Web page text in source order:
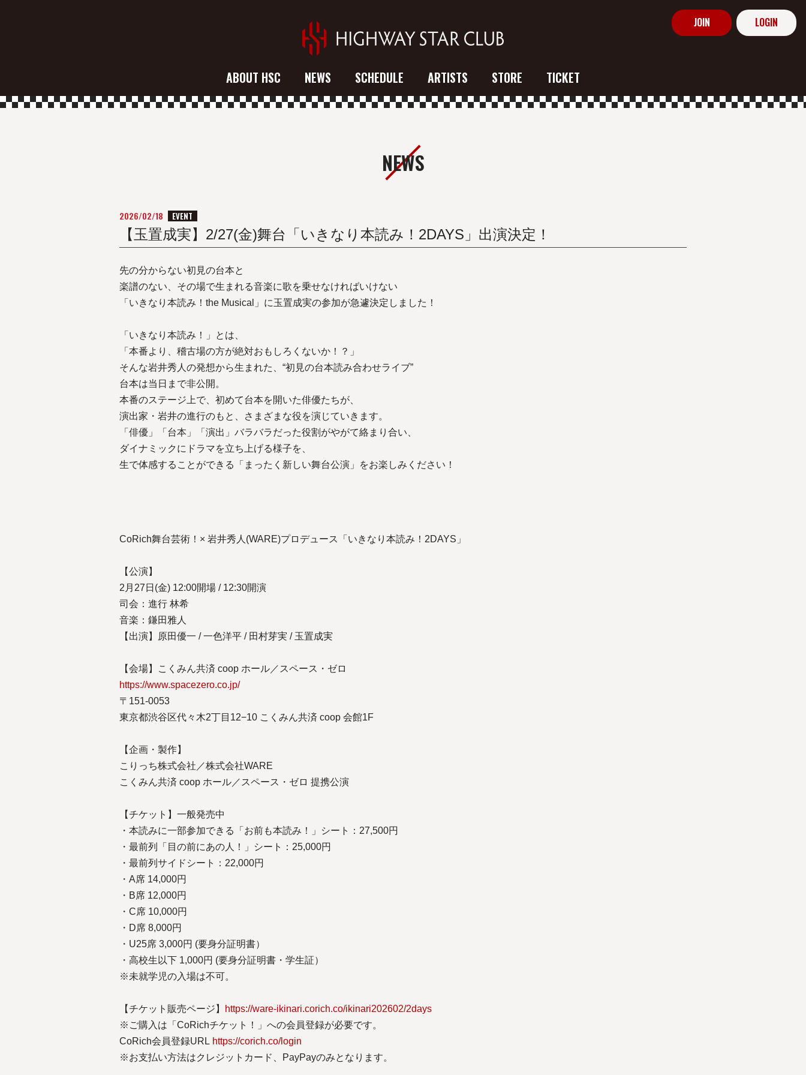
ABOUT HSC NEWS SCHEDULE ARTISTS STORE TICKET
JOIN LOGIN
NEWS
2026/02/18 EVENT
【玉置成実】2/27(金)舞台「いきなり本読み！2DAYS」出演決定！
先の分からない初見の台本と
楽譜のない、その場で生まれる音楽に歌を乗せなければいけない
「いきなり本読み！the Musical」に玉置成実の参加が急遽決定しました！
「いきなり本読み！」とは、
「本番より、稽古場の方が絶対おもしろくないか！？」
そんな岩井秀人の発想から生まれた、“初見の台本読み合わせライブ”
台本は当日まで非公開。
本番のステージ上で、初めて台本を開いた俳優たちが、
演出家・岩井の進行のもと、さまざまな役を演じていきます。
「俳優」「台本」「演出」バラバラだった役割がやがて絡まり合い、
ダイナミックにドラマを立ち上げる様子を、
生で体感することができる「まったく新しい舞台公演」をお楽しみください！
CoRich舞台芸術！× 岩井秀人(WARE)プロデュース「いきなり本読み！2DAYS」
【公演】
2月27日(金) 12:00開場 / 12:30開演
司会：進行 林希
音楽：鎌田雅人
【出演】原田優一 / 一色洋平 / 田村芽実 / 玉置成実
【会場】こくみん共済 coop ホール／スペース・ゼロ
https://www.spacezero.co.jp/
〒151-0053
東京都渋谷区代々木2丁目12−10 こくみん共済 coop 会館1F
【企画・製作】
こりっち株式会社／株式会社WARE
こくみん共済 coop ホール／スペース・ゼロ 提携公演
【チケット】一般発売中
・本読みに一部参加できる「お前も本読み！」シート：27,500円
・最前列「目の前にあの人！」シート：25,000円
・最前列サイドシート：22,000円
・A席 14,000円
・B席 12,000円
・C席 10,000円
・D席 8,000円
・U25席 3,000円 (要身分証明書）
・高校生以下 1,000円 (要身分証明書・学生証）
※未就学児の入場は不可。
【チケット販売ページ】
https://ware-ikinari.corich.co/ikinari202602/2days
※ご購入は「CoRichチケット！」への会員登録が必要です。
CoRich会員登録URL https://corich.co/login
※お支払い方法はクレジットカード、PayPayのみとなります。